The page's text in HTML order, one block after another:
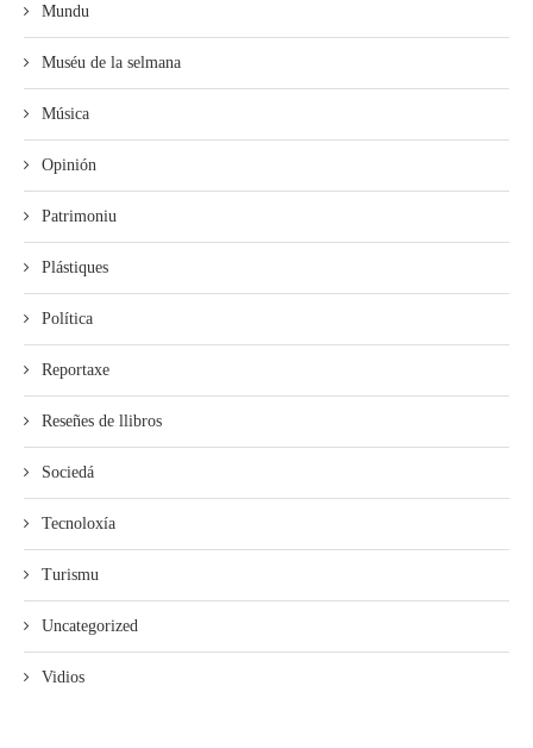
Mundu
Muséu de la selmana
Música
Opinión
Patrimoniu
Plástiques
Política
Reportaxe
Reseñes de llibros
Sociedá
Tecnoloxía
Turismu
Uncategorized
Vidios